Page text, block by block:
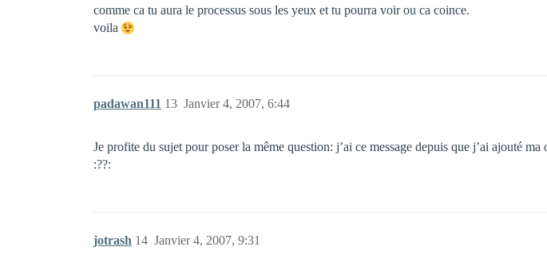
comme ca tu aura le processus sous les yeux et tu pourra voir ou ca coince.
voila
padawan111 Janvier 4, 2007, 6:44
13
Je profite du sujet pour poser la même question: j’ai ce message depuis que j’ai ajouté
:??:
jotrash Janvier 4, 2007, 9:31
14